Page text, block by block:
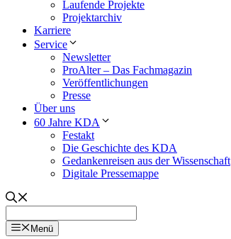
Laufende Projekte
Projektarchiv
Karriere
Service
Newsletter
ProAlter – Das Fachmagazin
Veröffentlichungen
Presse
Über uns
60 Jahre KDA
Festakt
Die Geschichte des KDA
Gedankenreisen aus der Wissenschaft
Digitale Pressemappe
Menü